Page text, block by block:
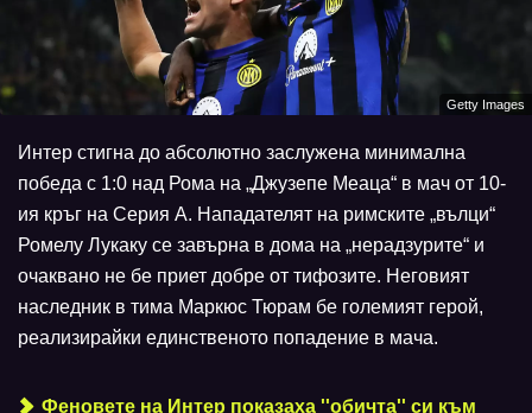
Getty Images
Интер стигна до абсолютно заслужена минимална
победа с 1:0 над Рома на „Джузепе Меаца“ в мач от 10-
ия кръг на Серия А. Нападателят на римските „вълци“
Ромелу Лукаку се завърна в дома на „нерадзурите“ и
очаквано не бе приет добре от тифозите. Неговият
наследник в тима Маркюс Тюрам бе големият герой,
реализирайки единственото попадение в мача.
Феновете на Интер показаха ''обичта'' си към